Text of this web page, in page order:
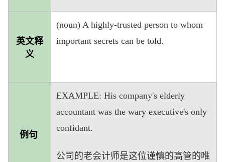
英文释
义
(noun) A highly-trusted person to whom
important secrets can be told.
例句
EXAMPLE: His company's elderly
accountant was the wary executive's only
confidant.
公司的老会计师是这位谨慎的高管的唯